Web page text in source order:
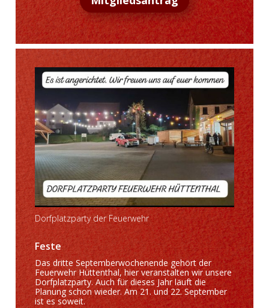
Dorfplatzparty der Feuerwehr
Feste
Das dritte Septemberwochenende gehört der
Feuerwehr Hüttenthal, hier veranstalten wir unsere
Dorfplatzparty. Auch für dieses Jahr läuft die
Planung schon wieder. Am 21. und 22. September
ist es soweit.